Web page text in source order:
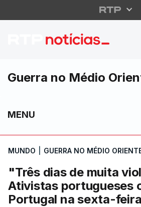
"Três dias
Guerra no Médio
MENU
MUNDO GUERRA NO MÉDIO
"Três dias de muita
Ativistas portugueses
Portugal na sexta-feira